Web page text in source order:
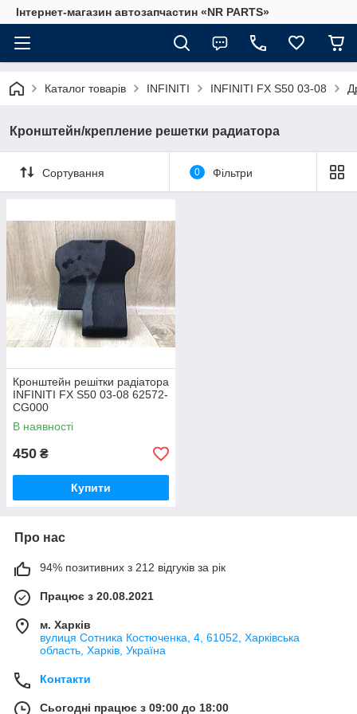
Інтернет-магазин автозапчастин «NR PARTS»
Каталог товарів INFINITI INFINITI FX S50 03-08
Кронштейн/крепление решетки радиатора
Сортування 0 Фільтри
Кронштейн решітки радіатора
INFINITI FX S50 03-08 62572-
CG000
В наявності
450 ₴
Купити
Про нас
94% позитивних з 212 відгуків за рік
Працює з 20.08.2021
м. Харків
вулиця Сотника Костюченка, 4, 61052, Харківська
область, Харків, Україна
Контакти
Сьогодні працює з 09:00 до 18:00